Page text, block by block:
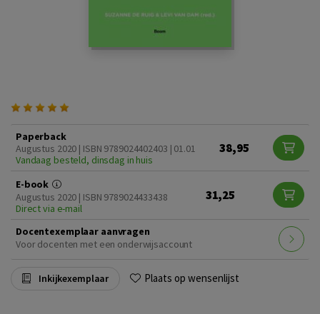
Paperback
Augustus 2020 | ISBN 9789024402403 | 01.01
Vandaag besteld, dinsdag in huis
38,95
E-book
Augustus 2020 | ISBN 9789024433438
Direct via e-mail
31,25
Docentexemplaar aanvragen
Voor docenten met een onderwijsaccount
Inkijkexemplaar Plaats op wensenlijst